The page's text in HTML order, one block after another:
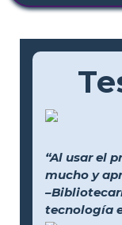
“Al usar el
mucho y
tecnología